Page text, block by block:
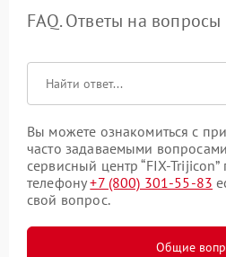
FAQ. Ответы на вопросы
Вы можете ознакомиться с
часто задаваемыми
сервисный центр “FIX-
телефону+7 (800) 301-55-83
свой вопрос.
Общие